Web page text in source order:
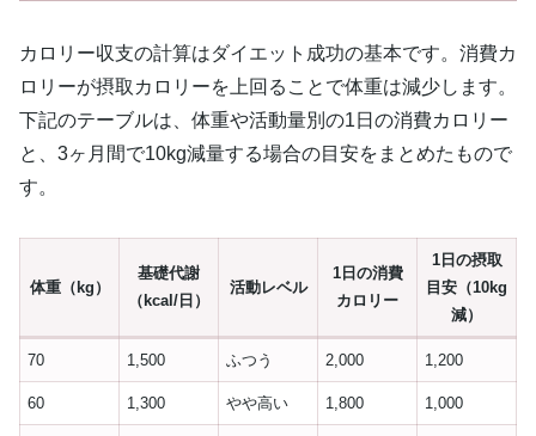
カロリー収支の計算はダイエット成功の基本です。消費カ
ロリーが摂取カロリーを上回ることで体重は減少します。
下記のテーブルは、体重や活動量別の1日の消費カロリー
と、3ヶ月間で10kg減量する場合の目安をまとめたもので
す。
体重（kg）
基礎代謝
（kcal/日）
活動レベル
1日の消費
カロリー
1日の摂取
目安（10kg
減）
70 1,500 ふつう 2,000 1,200
60 1,300 やや高い 1,800 1,000